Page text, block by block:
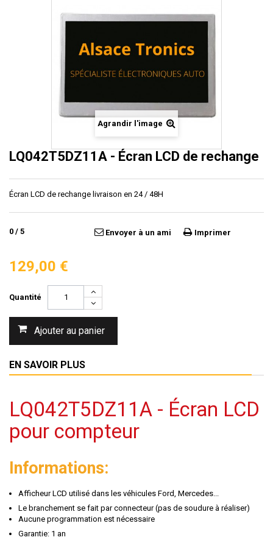
Agrandir l'image
LQ042T5DZ11A - Écran LCD de rechange
Écran LCD de rechange livraison en 24 / 48H
0 / 5 Envoyer à un ami Imprimer
129,00 €
Quantité
Ajouter au panier
EN SAVOIR PLUS
LQ042T5DZ11A - Écran LCD
pour compteur
Informations:
Afficheur LCD utilisé dans les véhicules Ford, Mercedes...
Le branchement se fait par connecteur (pas de soudure à réaliser)
Aucune programmation est nécessaire
Garantie: 1 an